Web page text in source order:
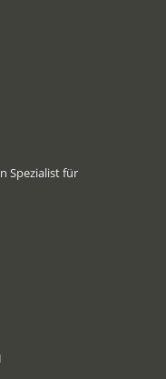
Spezialist für